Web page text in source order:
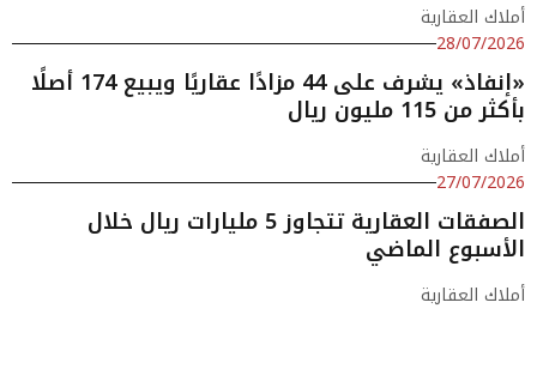
أملاك العقارية
28/07/2026
«إنفاذ» يشرف على 44 مزادًا عقاريًا ويبيع 174 أصلًا
بأكثر من 115 مليون ريال
أملاك العقارية
27/07/2026
الصفقات العقارية تتجاوز 5 مليارات ريال خلال
الأسبوع الماضي
أملاك العقارية